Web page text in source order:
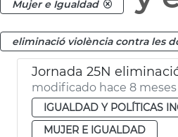
Mujer e Igualdad
eliminació violència contra les
modificado hace 8 meses
IGUALDAD Y POLÍTICAS
MUJER E IGUALDAD